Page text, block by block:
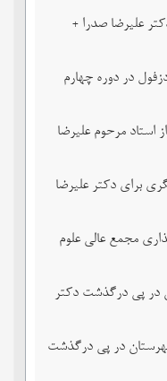
علیرضا صدرا +
در دوره چهارم
استاد مرحوم علیرضا
برای دکتر علیرضا
مجمع عالی علوم
در پی درگذشت دکتر
در پی درگذشت